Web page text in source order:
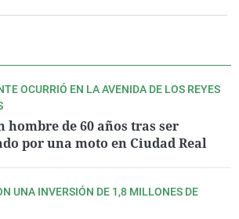
OCURRIÓ EN LA AVENIDA DE LOS REYES
hombre de 60 años tras ser
por una moto en Ciudad Real
UNA INVERSIÓN DE 1,8 MILLONES DE